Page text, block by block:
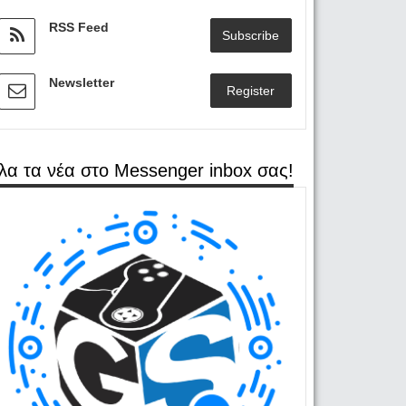
RSS Feed
Subscribe
Newsletter
Register
τα νέα στο Messenger inbox σας!